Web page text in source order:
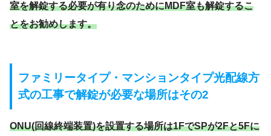
室を解錠する必要が有り念のためにMDF室も解錠するこ
とをお勧めします。
ファミリータイプ・マンションタイプ光配線方
式の工事で解錠が必要な場所はその2
ONU(回線終端装置)を設置する場所は1FでSPが2Fと5Fに